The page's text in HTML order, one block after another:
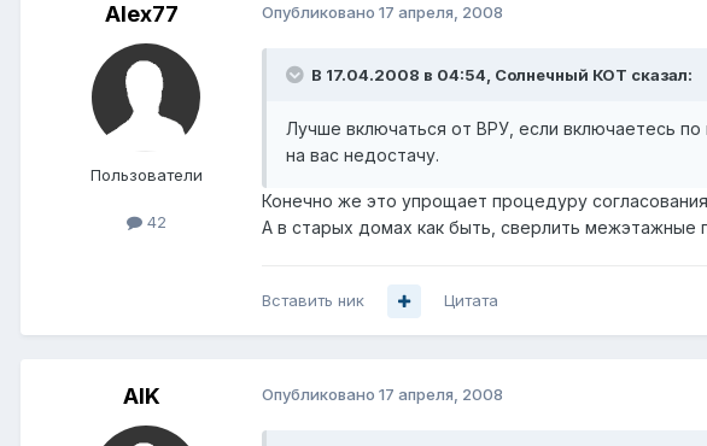
Alex77
Пользователи
42
Опубликовано 17 апреля, 2008
В 17.04.2008 в 04:54, Солнечный КОТ сказал:
Лучше включаться от ВРУ, если включаетесь по
на вас недостачу.
Конечно же это упрощает процедуру
А в старых домах как быть, сверлить межэтажные
Вставить ник Цитата
AIK Опубликовано 17 апреля, 2008